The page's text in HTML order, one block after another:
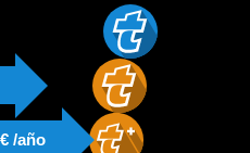
/año